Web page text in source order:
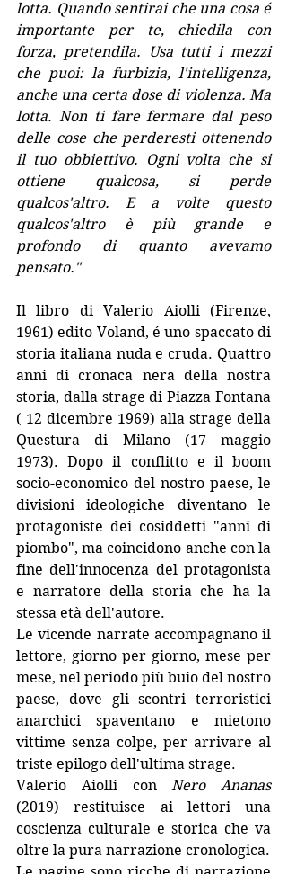
lotta. Quando sentirai che una cosa é
importante per te, chiedila con
forza, pretendila. Usa tutti i mezzi
che puoi: la furbizia, l'intelligenza,
anche una certa dose di violenza. Ma
lotta. Non ti fare fermare dal peso
delle cose che perderesti ottenendo
il tuo obbiettivo. Ogni volta che si
ottiene qualcosa, si perde
qualcos'altro. E a volte questo
qualcos'altro è più grande e
profondo di quanto avevamo
pensato."
Il libro di Valerio Aiolli (Firenze,
1961) edito Voland, é uno spaccato di
storia italiana nuda e cruda. Quattro
anni di cronaca nera della nostra
storia, dalla strage di Piazza Fontana
( 12 dicembre 1969) alla strage della
Questura di Milano (17 maggio
1973). Dopo il conflitto e il boom
socio-economico del nostro paese, le
divisioni ideologiche diventano le
protagoniste dei cosiddetti "anni di
piombo", ma coincidono anche con la
fine dell'innocenza del protagonista
e narratore della storia che ha la
stessa età dell'autore.
Le vicende narrate accompagnano il
lettore, giorno per giorno, mese per
mese, nel periodo più buio del nostro
paese, dove gli scontri terroristici
anarchici spaventano e mietono
vittime senza colpe, per arrivare al
triste epilogo dell'ultima strage.
Valerio Aiolli con Nero Ananas
(2019) restituisce ai lettori una
coscienza culturale e storica che va